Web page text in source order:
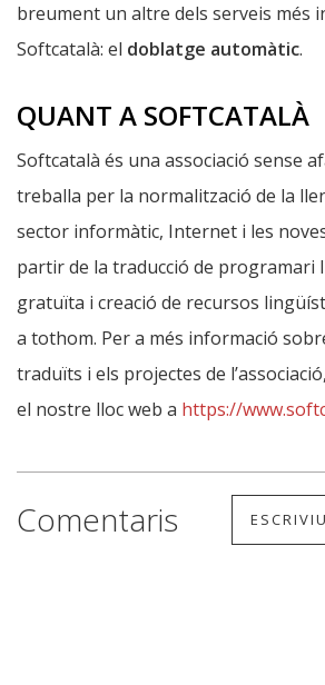
breument un altre dels serveis més
Softcatalà: el doblatge automàtic.
QUANT A SOFTCATALÀ
Softcatalà és una associació sense
treballa per la normalització de la
sector informàtic, Internet i les
partir de la traducció de programari
gratuïta i creació de recursos
a tothom. Per a més informació
traduïts i els projectes de
el nostre lloc web a https://
Comentaris